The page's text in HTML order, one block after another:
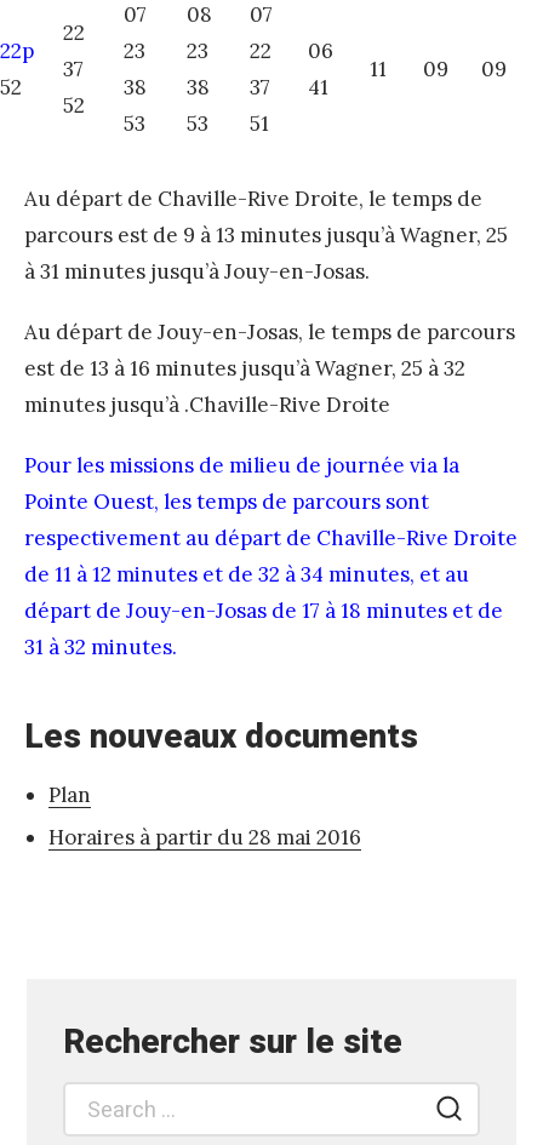
22p
52
22
37
52
07
23
38
53
08
23
38
53
07
22
37
51
06
41
11 09 09
Au départ de Chaville-Rive Droite, le temps de
parcours est de 9 à 13 minutes jusqu’à Wagner, 25
à 31 minutes jusqu’à Jouy-en-Josas.
Au départ de Jouy-en-Josas, le temps de parcours
est de 13 à 16 minutes jusqu’à Wagner, 25 à 32
minutes jusqu’à .Chaville-Rive Droite
Pour les missions de milieu de journée via la
Pointe Ouest, les temps de parcours sont
respectivement au départ de Chaville-Rive Droite
de 11 à 12 minutes et de 32 à 34 minutes, et au
départ de Jouy-en-Josas de 17 à 18 minutes et de
31 à 32 minutes.
Les nouveaux documents
Plan
Horaires à partir du 28 mai 2016
Rechercher sur le site